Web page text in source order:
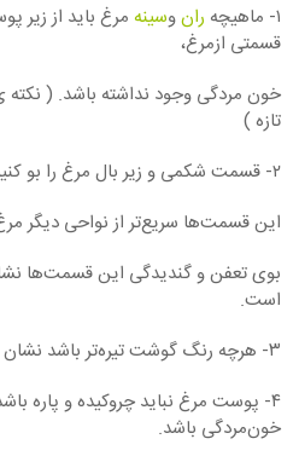
۱- ماهیچه رانوسینه مرغ باید از زیر
قسمتی ازمرغ،
خون مردگی وجود نداشته باشد. (
تازه )
۲- قسمت شکمی و زیر بال مرغ را بو کنید.
این قسمت‌ها سریع‌تر از نواحی دیگر
بوی تعفن و گندیدگی این قسمت‌ها
است.
۳- هرچه رنگ گوشت تیره‌تر باشد نشان می‌دهد که گوشت کهنه است.
۴- پوست مرغ نباید چروکیده و پاره
خون‌مردگی باشد.